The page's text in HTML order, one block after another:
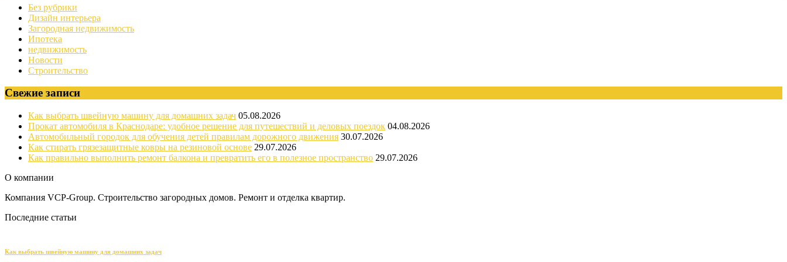
Без рубрики
Дизайн интерьера
Загородная недвижимость
Ипотека
недвижимость
Новости
Строительство
Свежие записи
Как выбрать швейную машину для домашних задач 05.08.2026
Прокат автомобиля в Краснодаре: удобное решение для путешествий и деловых поездок 04.08.2026
Автомобильный городок для обучения детей правилам дорожного движения 30.07.2026
Как стирать грязезащитные ковры на резиновой основе 29.07.2026
Как правильно выполнить ремонт балкона и превратить его в полезное пространство 29.07.2026
О компании
Компания VCP-Group. Строительство загородных домов. Ремонт и отделка квартир.
Последние статьи
Как выбрать швейную машину для домашних задач